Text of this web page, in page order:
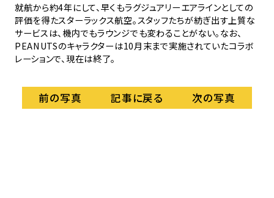
就航から約4年にして、早くもラグジュアリーエアラインとしての
評価を得たスターラックス航空。スタッフたちが紡ぎ出す上質な
サービスは、機内でもラウンジでも変わることがない。なお、
PEANUTSのキャラクターは10月末まで実施されていたコラボ
レーションで、現在は終了。
前の写真 記事に戻る 次の写真